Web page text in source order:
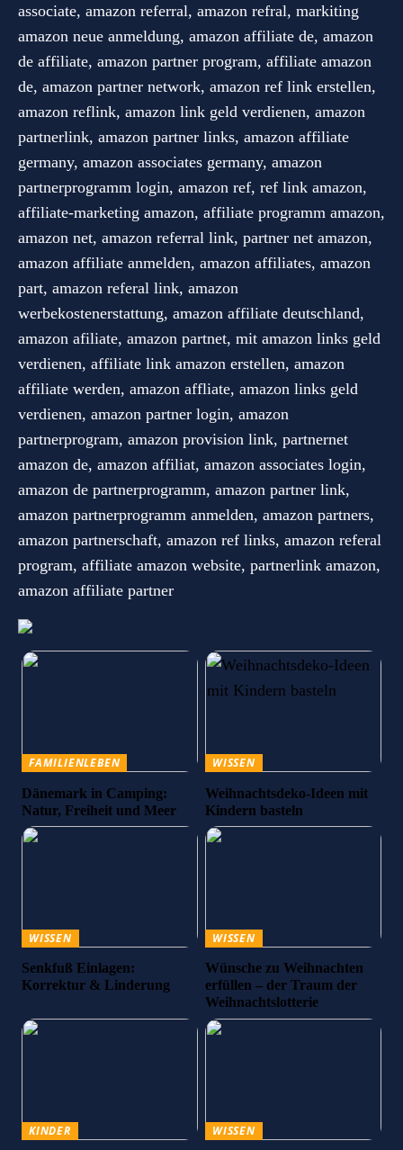
associate, amazon referral, amazon refral, markiting
amazon neue anmeldung, amazon affiliate de, amazon
de affiliate, amazon partner program, affiliate amazon
de, amazon partner network, amazon ref link erstellen,
amazon reflink, amazon link geld verdienen, amazon
partnerlink, amazon partner links, amazon affiliate
germany, amazon associates germany, amazon
partnerprogramm login, amazon ref, ref link amazon,
affiliate-marketing amazon, affiliate programm amazon,
amazon net, amazon referral link, partner net amazon,
amazon affiliate anmelden, amazon affiliates, amazon
part, amazon referal link, amazon
werbekostenerstattung, amazon affiliate deutschland,
amazon afiliate, amazon partnet, mit amazon links geld
verdienen, affiliate link amazon erstellen, amazon
affiliate werden, amazon affliate, amazon links geld
verdienen, amazon partner login, amazon
partnerprogram, amazon provision link, partnernet
amazon de, amazon affiliat, amazon associates login,
amazon de partnerprogramm, amazon partner link,
amazon partnerprogramm anmelden, amazon partners,
amazon partnerschaft, amazon ref links, amazon referal
program, affiliate amazon website, partnerlink amazon,
amazon affiliate partner
FAMILIENLEBEN
Dänemark in Camping:
Natur, Freiheit und Meer
WISSEN
Weihnachtsdeko-Ideen mit
Kindern basteln
WISSEN
Senkfuß Einlagen:
Korrektur & Linderung
WISSEN
Wünsche zu Weihnachten
erfüllen – der Traum der
Weihnachtslotterie
KINDER WISSEN